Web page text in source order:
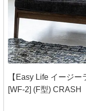
【Easy Life イージ
[WF-2] (F型) CRASH